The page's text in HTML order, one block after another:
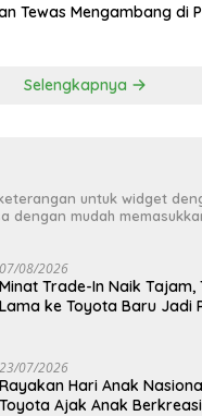
Tewas Mengambang di
Selengkapnya
untuk widget
dengan mudah
07/08/2026
Minat Trade-In Naik Tajam,
Lama ke Toyota Baru Jadi
23/07/2026
Rayakan Hari Anak
Toyota Ajak Anak